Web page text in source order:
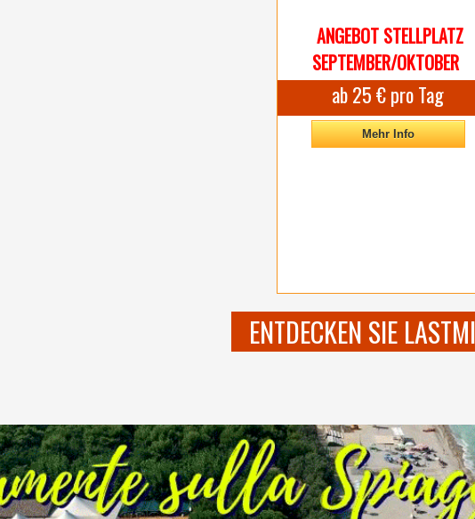
ANGEBOT STELLPLATZ
SEPTEMBER/OKTOBER
ab 25 € pro Tag
Mehr Info
ENTDECKEN SIE